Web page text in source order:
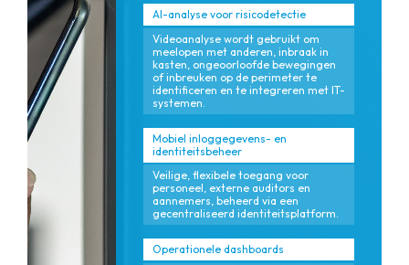
AI-analyse voor risicodetectie
Videoanalyse wordt gebruikt om
meelopen met anderen, inbraak in
kasten, ongeoorloofde bewegingen
of inbreuken op de perimeter te
identificeren en te integreren met IT-
systemen.
Mobiel inloggegevens- en
identiteitsbeheer
Veilige, flexibele toegang voor
personeel, externe auditors en
aannemers, beheerd via een
gecentraliseerd identiteitsplatform.
Operationele dashboards